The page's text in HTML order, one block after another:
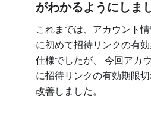
がわかるようにしま
これまでは、アカウント
に初めて招待リンクの有
仕様でしたが、 今回アカ
に招待リンクの有効期限
改善しました。